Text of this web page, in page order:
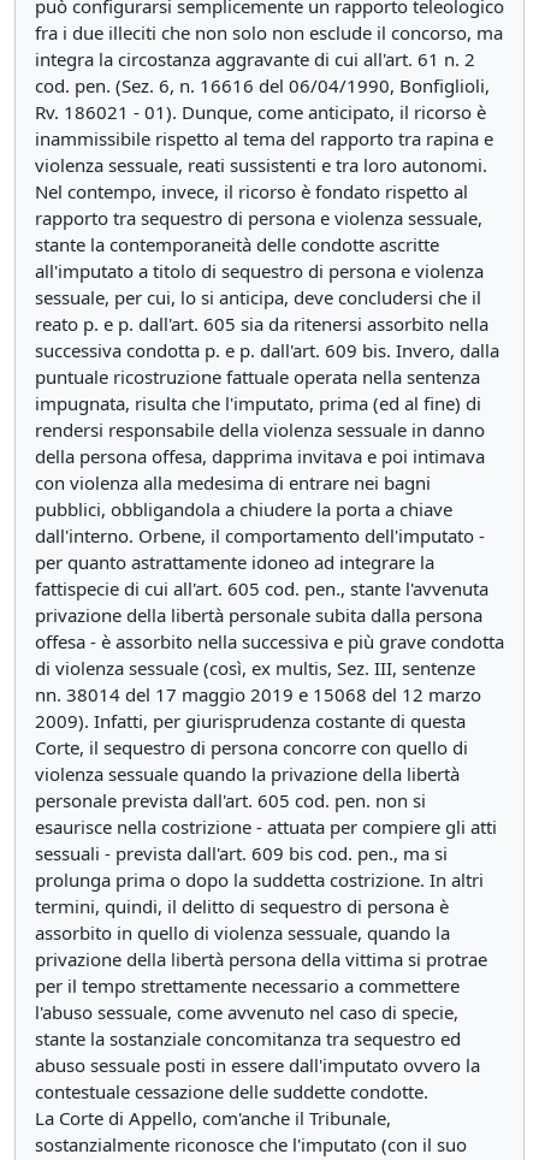
può configurarsi semplicemente un rapporto teleologico
fra i due illeciti che non solo non esclude il concorso, ma
integra la circostanza aggravante di cui all'art. 61 n. 2
cod. pen. (Sez. 6, n. 16616 del 06/04/1990, Bonfiglioli,
Rv. 186021 - 01). Dunque, come anticipato, il ricorso è
inammissibile rispetto al tema del rapporto tra rapina e
violenza sessuale, reati sussistenti e tra loro autonomi.
Nel contempo, invece, il ricorso è fondato rispetto al
rapporto tra sequestro di persona e violenza sessuale,
stante la contemporaneità delle condotte ascritte
all'imputato a titolo di sequestro di persona e violenza
sessuale, per cui, lo si anticipa, deve concludersi che il
reato p. e p. dall'art. 605 sia da ritenersi assorbito nella
successiva condotta p. e p. dall'art. 609 bis. Invero, dalla
puntuale ricostruzione fattuale operata nella sentenza
impugnata, risulta che l'imputato, prima (ed al fine) di
rendersi responsabile della violenza sessuale in danno
della persona offesa, dapprima invitava e poi intimava
con violenza alla medesima di entrare nei bagni
pubblici, obbligandola a chiudere la porta a chiave
dall'interno. Orbene, il comportamento dell'imputato -
per quanto astrattamente idoneo ad integrare la
fattispecie di cui all'art. 605 cod. pen., stante l'avvenuta
privazione della libertà personale subita dalla persona
offesa - è assorbito nella successiva e più grave condotta
di violenza sessuale (così, ex multis, Sez. III, sentenze
nn. 38014 del 17 maggio 2019 e 15068 del 12 marzo
2009). Infatti, per giurisprudenza costante di questa
Corte, il sequestro di persona concorre con quello di
violenza sessuale quando la privazione della libertà
personale prevista dall'art. 605 cod. pen. non si
esaurisce nella costrizione - attuata per compiere gli atti
sessuali - prevista dall'art. 609 bis cod. pen., ma si
prolunga prima o dopo la suddetta costrizione. In altri
termini, quindi, il delitto di sequestro di persona è
assorbito in quello di violenza sessuale, quando la
privazione della libertà persona della vittima si protrae
per il tempo strettamente necessario a commettere
l'abuso sessuale, come avvenuto nel caso di specie,
stante la sostanziale concomitanza tra sequestro ed
abuso sessuale posti in essere dall'imputato ovvero la
contestuale cessazione delle suddette condotte.
La Corte di Appello, com'anche il Tribunale,
sostanzialmente riconosce che l'imputato (con il suo